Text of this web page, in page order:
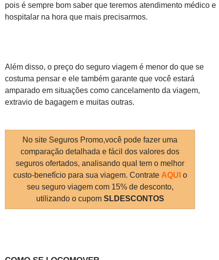
pois é sempre bom saber que teremos atendimento médico e
hospitalar na hora que mais precisarmos.
Além disso, o preço do seguro viagem é menor do que se
costuma pensar e ele também garante que você estará
amparado em situações como cancelamento da viagem,
extravio de bagagem e muitas outras.
No site Seguros Promo,você pode fazer uma
comparação detalhada e fácil dos valores dos
seguros ofertados, analisando qual tem o melhor
custo-benefício para sua viagem. Contrate AQUI o
seu seguro viagem com 15% de desconto,
utilizando o cupom SLDESCONTOS